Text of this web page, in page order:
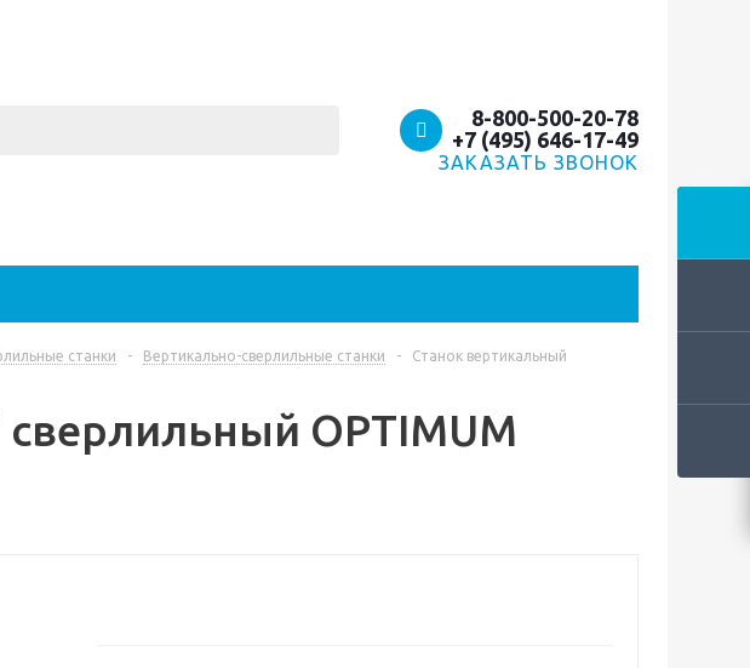
8-800-500-20-78
+7 (495) 646-17-49
ЗАКАЗАТЬ ЗВОНОК
станки - Вертикально-сверлильные станки -
Станок вертикальный
OPTIMUM